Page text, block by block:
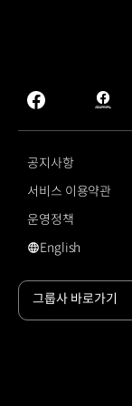
facebook
hmg
공지사항
서비스 이용약관
운영정책
#서포터즈
English
그룹사 바로가기